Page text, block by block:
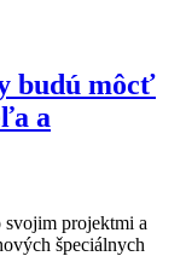
budú môcť
a
svojim projektmi a
špeciálnych